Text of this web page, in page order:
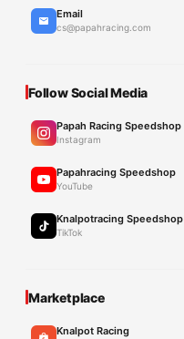
Email
cs@papahracing.com
Follow Social Media
Papah Racing Speedshop
Instagram
Papahracing Speedshop
YouTube
Knalpotracing Speedshop
TikTok
Marketplace
Knalpot Racing